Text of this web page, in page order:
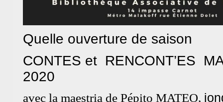
Quelle ouverture de saison
CONTES et RENCONT’ES
2020
avec la maestria de Pépito MATEO,